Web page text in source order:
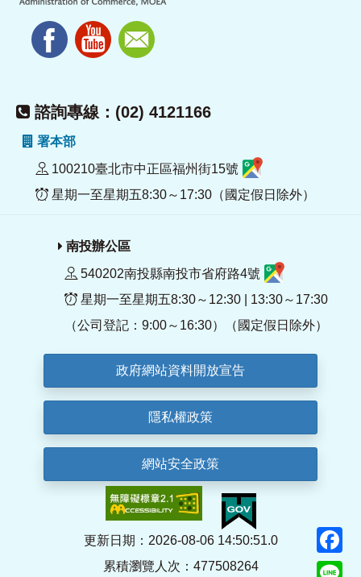
諮詢專線：(02) 4121166
署本部
100210臺北市中正區福州街15號
星期一至星期五8:30～17:30（國定假日除外）
南投辦公區
540202南投縣南投市省府路4號
星期一至星期五8:30～12:30 | 13:30～17:30
（公司登記：9:00～16:30）（國定假日除外）
政府網站資料開放宣告
隱私權政策
網站安全政策
更新日期：2026-08-06 14:50:51.0
累積瀏覽人次：477508264